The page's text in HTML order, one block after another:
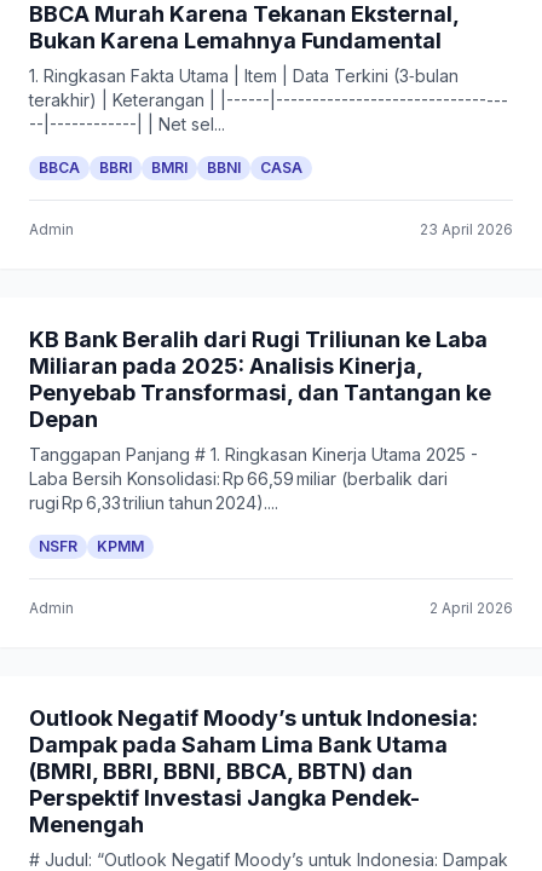
BBCA Murah Karena Tekanan Eksternal,
Bukan Karena Lemahnya Fundamental
1. Ringkasan Fakta Utama | Item | Data Terkini (3‑bulan
terakhir) | Keterangan | |------|--------------------------------
--|------------| | Net sel...
BBCA BBRI BMRI BBNI CASA
Admin 23 April 2026
KB Bank Beralih dari Rugi Triliunan ke Laba
Miliaran pada 2025: Analisis Kinerja,
Penyebab Transformasi, dan Tantangan ke
Depan
Tanggapan Panjang # 1. Ringkasan Kinerja Utama 2025 -
Laba Bersih Konsolidasi: Rp 66,59 miliar (berbalik dari
rugi Rp 6,33 triliun tahun 2024)....
NSFR KPMM
Admin 2 April 2026
Outlook Negatif Moody’s untuk Indonesia:
Dampak pada Saham Lima Bank Utama
(BMRI, BBRI, BBNI, BBCA, BBTN) dan
Perspektif Investasi Jangka Pendek-
Menengah
# Judul: “Outlook Negatif Moody’s untuk Indonesia: Dampak